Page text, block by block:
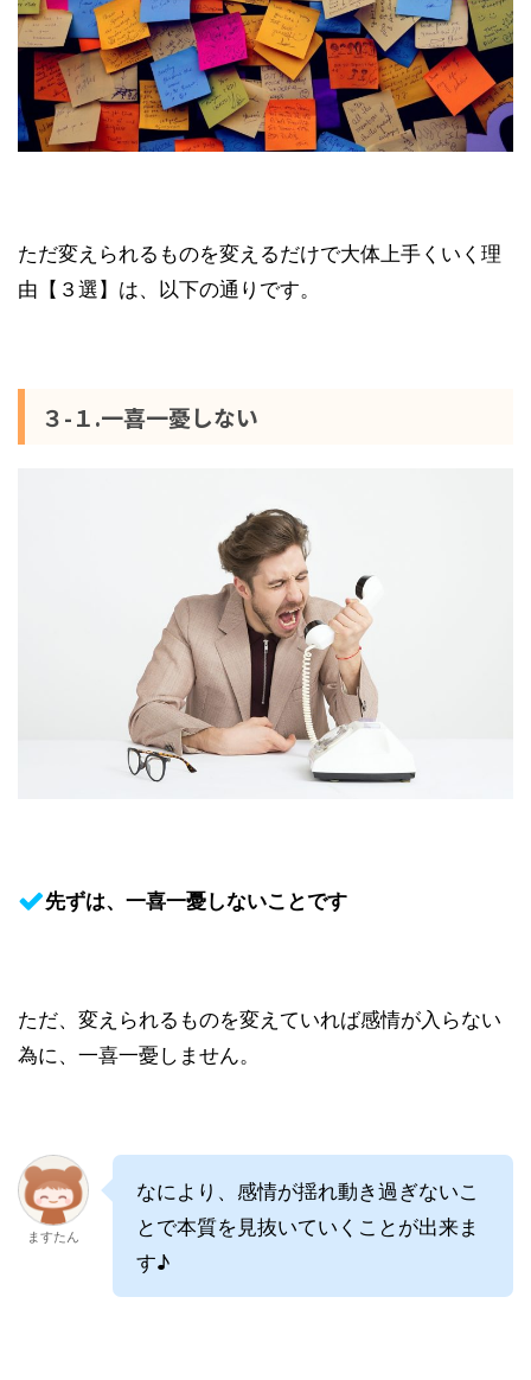
ただ変えられるものを変えるだけで大体上手くいく理
由【３選】は、以下の通りです。
３-１.一喜一憂しない
先ずは、一喜一憂しないことです
ただ、変えられるものを変えていれば感情が入らない
為に、一喜一憂しません。
ますたん
なにより、感情が揺れ動き過ぎないこ
とで本質を見抜いていくことが出来ま
す♪